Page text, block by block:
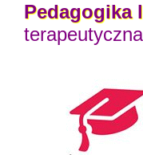
Pedagogika
terapeutyczna